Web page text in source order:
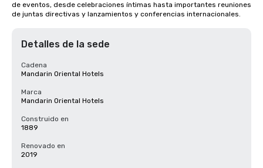
de eventos, desde celebraciones íntimas hasta importantes reuniones
de juntas directivas y lanzamientos y conferencias internacionales.
Detalles de la sede
Cadena
Mandarin Oriental Hotels
Marca
Mandarin Oriental Hotels
Construido en
1889
Renovado en
2019